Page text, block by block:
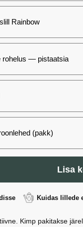
Rainbow
rohelus — pistaatsia
(pakk)
Lisa
Kuidas lillede
Kimp pakitakse